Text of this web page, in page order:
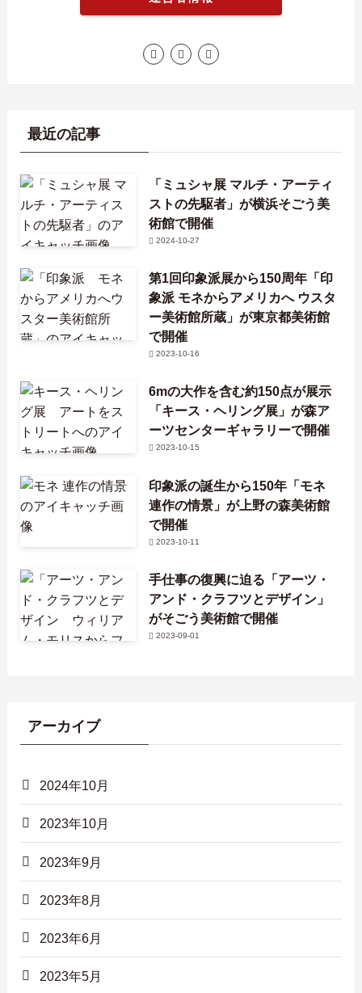
最近の記事
「ミュシャ展 マルチ・アーティ
ストの先駆者」が横浜そごう美
術館で開催
2024-10-27
第1回印象派展から150周年「印
象派 モネからアメリカへ ウスタ
ー美術館所蔵」が東京都美術館
で開催
2023-10-16
6mの大作を含む約150点が展示
「キース・ヘリング展」が森ア
ーツセンターギャラリーで開催
2023-10-15
印象派の誕生から150年「モネ
連作の情景」が上野の森美術館
で開催
2023-10-11
手仕事の復興に迫る「アーツ・
アンド・クラフツとデザイン」
がそごう美術館で開催
2023-09-01
アーカイブ
2024年10月
2023年10月
2023年9月
2023年8月
2023年6月
2023年5月